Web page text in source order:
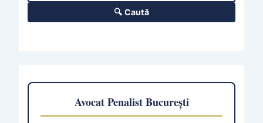
🔍 Caută
Avocat Penalist București